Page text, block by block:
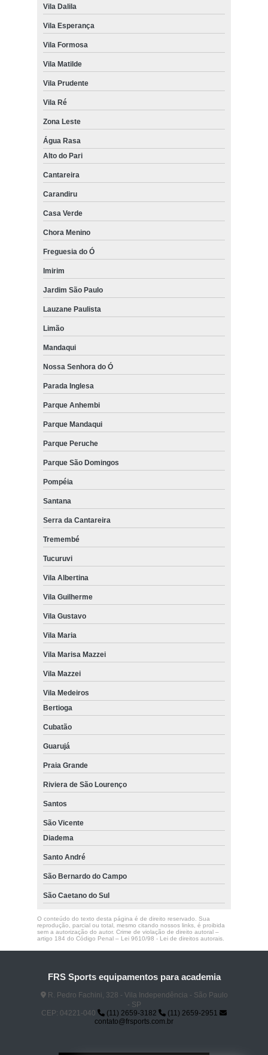
Vila Dalila
Vila Esperança
Vila Formosa
Vila Matilde
Vila Prudente
Vila Ré
Zona Leste
Água Rasa
Alto do Pari
Cantareira
Carandiru
Casa Verde
Chora Menino
Freguesia do Ó
Imirim
Jardim São Paulo
Lauzane Paulista
Limão
Mandaqui
Nossa Senhora do Ó
Parada Inglesa
Parque Anhembi
Parque Mandaqui
Parque Peruche
Parque São Domingos
Pompéia
Santana
Serra da Cantareira
Tremembé
Tucuruvi
Vila Albertina
Vila Guilherme
Vila Gustavo
Vila Maria
Vila Marisa Mazzei
Vila Mazzei
Vila Medeiros
Bertioga
Cubatão
Guarujá
Praia Grande
Riviera de São Lourenço
Santos
São Vicente
Diadema
Santo André
São Bernardo do Campo
São Caetano do Sul
O conteúdo do texto desta página é de direito reservado. Sua
reprodução, parcial ou total, mesmo citando nossos links, é proibida
sem a autorização do autor. Crime de violação de direito autoral –
artigo 184 do Código Penal – Lei 9610/98 - Lei de direitos autorais.
FRS Sports equipamentos para academia
R. Pedro Fachini, 328 - Vila Independência - São Paulo
- SP
CEP: 04221-040
(11) 2659-3182
(11) 2659-2951
contato@frsports.com.br